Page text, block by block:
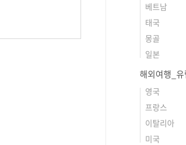
베트남
태국
몽골
일본
해외여행_
영국
프랑스
이탈리아
미국